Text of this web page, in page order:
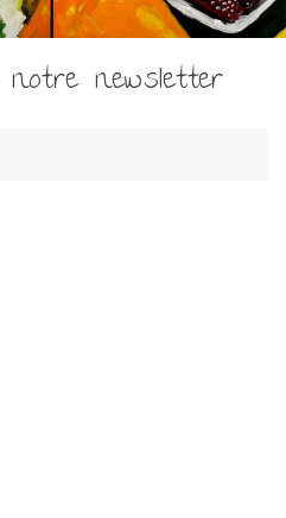
newsletter